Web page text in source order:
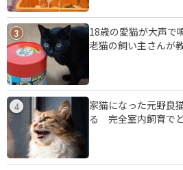
3
18歳の愛猫が大声で
老猫の飼い主さんが
4
家猫になった元野良
る 完全室内飼育で